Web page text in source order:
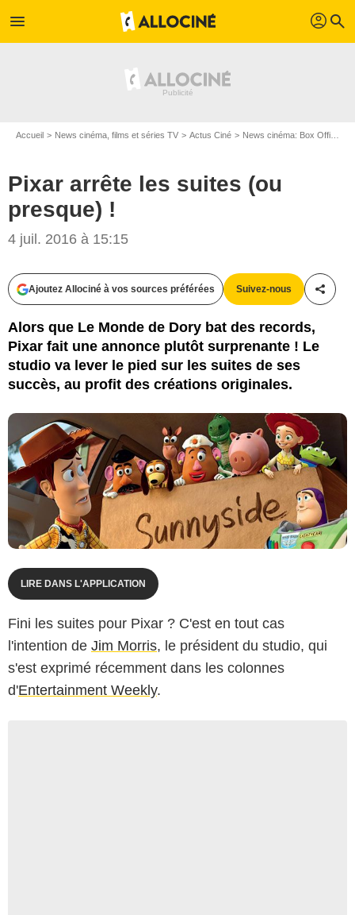
menu profil search
Accueil News cinéma, films et séries TV Actus Ciné News cinéma: Box Office
Pixar arrête les suites (ou
presque) !
4 juil. 2016 à 15:15
Ajoutez Allociné à vos sources préférées Suivez-nous
Alors que Le Monde de Dory bat des records,
Pixar fait une annonce plutôt surprenante ! Le
studio va lever le pied sur les suites de ses
succès, au profit des créations originales.
Walt Disney Studios Motion Pictures France
LIRE DANS L'APPLICATION
Fini les suites pour Pixar ? C'est en tout cas
l'intention de Jim Morris, le président du studio, qui
s'est exprimé récemment dans les colonnes
d'Entertainment Weekly.